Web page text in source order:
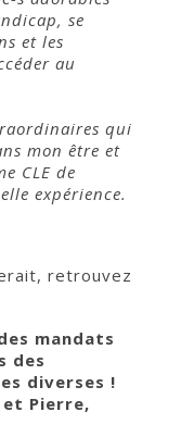
se
et les
au
qui
mon être et
CLE de
expérience.
retrouvez
mandats
des
diverses !
Pierre,